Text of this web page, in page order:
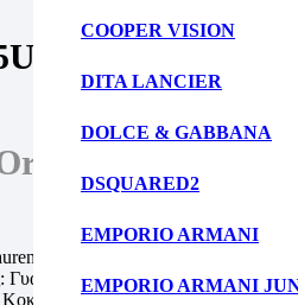
COOPER VISION
DITA LANCIER
DOLCE & GABBANA
DSQUARED2
EMPORIO ARMANI
EMPORIO ARMANI
5802
price was:
διαφανές μπεζ